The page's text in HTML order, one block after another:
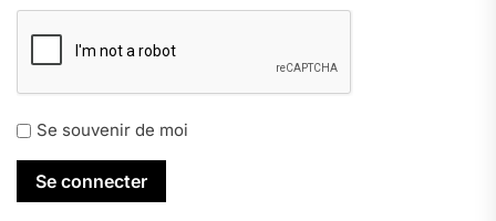
Se souvenir de moi